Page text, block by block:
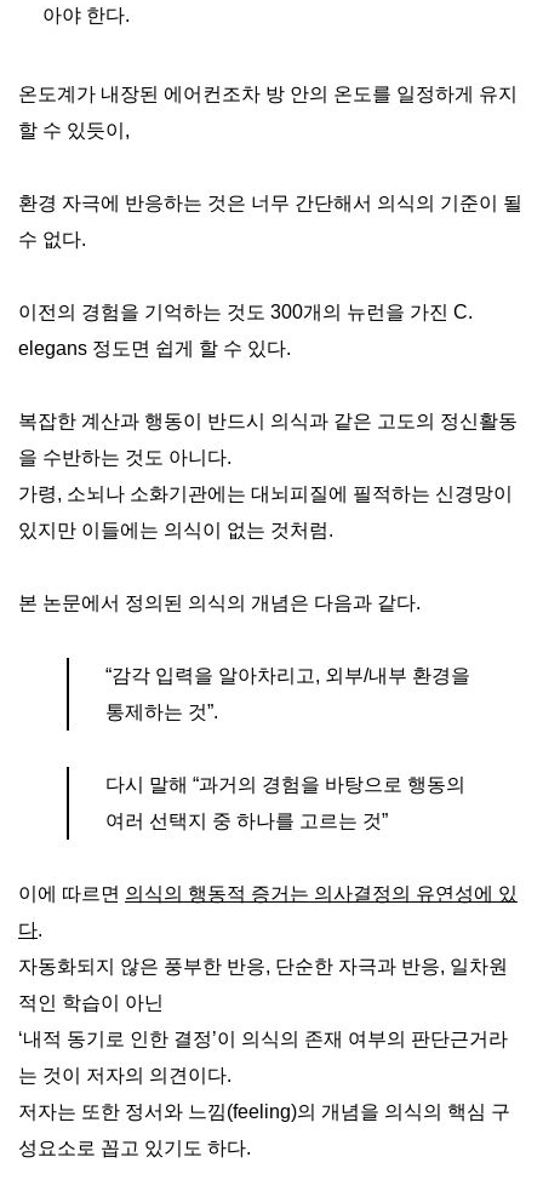
아야 한다.
온도계가 내장된 에어컨조차 방 안의 온도를 일정하게 유지
할 수 있듯이,
환경 자극에 반응하는 것은 너무 간단해서 의식의 기준이 될
수 없다.
이전의 경험을 기억하는 것도 300개의 뉴런을 가진 C.
elegans 정도면 쉽게 할 수 있다.
복잡한 계산과 행동이 반드시 의식과 같은 고도의 정신활동
을 수반하는 것도 아니다.
가령, 소뇌나 소화기관에는 대뇌피질에 필적하는 신경망이
있지만 이들에는 의식이 없는 것처럼.
본 논문에서 정의된 의식의 개념은 다음과 같다.
“감각 입력을 알아차리고, 외부/내부 환경을
통제하는 것”.
다시 말해 “과거의 경험을 바탕으로 행동의
여러 선택지 중 하나를 고르는 것”
이에 따르면 의식의 행동적 증거는 의사결정의 유연성에 있
다.
자동화되지 않은 풍부한 반응, 단순한 자극과 반응, 일차원
적인 학습이 아닌
‘내적 동기로 인한 결정’이 의식의 존재 여부의 판단근거라
는 것이 저자의 의견이다.
저자는 또한 정서와 느낌(feeling)의 개념을 의식의 핵심 구
성요소로 꼽고 있기도 하다.